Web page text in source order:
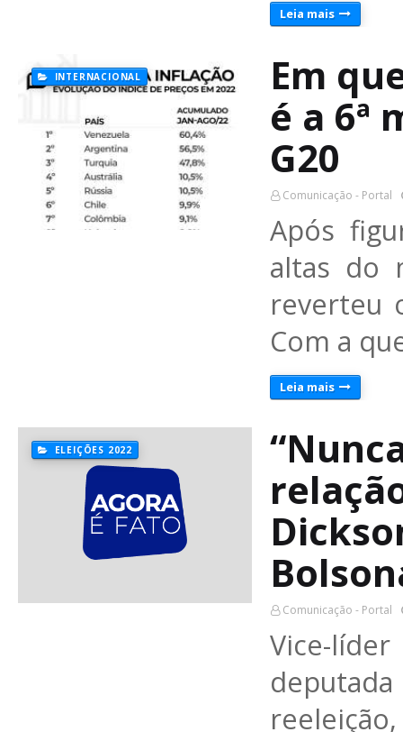
Leia mais
INTERNACIONAL
Em
é a 6ª
G20
Comunicação - Portal
Após
altas do
reverteu
Com a
Leia mais
ELEIÇÕES 2022
Comunicação - Portal
Vice-